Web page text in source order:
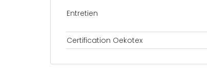
Entretien
Certification Oekotex